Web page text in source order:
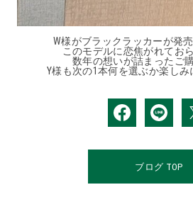
W様がブラックラッカーが発
このモデルに恋焦がれてお
数年の想いが詰まったご
Y様も次の1本何を選ぶか楽しみ
ブログ TOP